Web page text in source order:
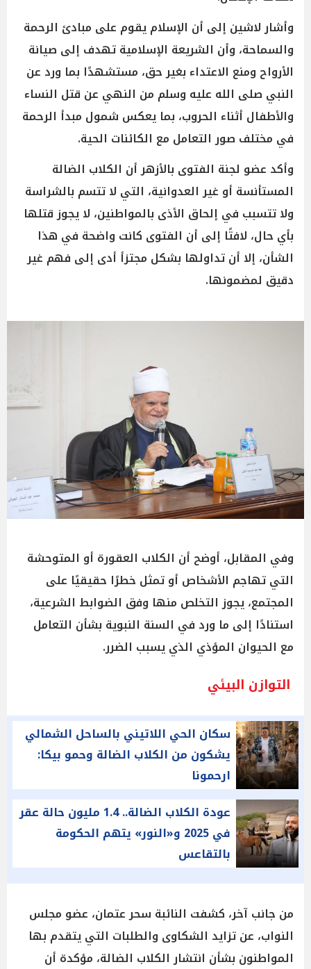
وأشار لاشين إلى أن الإسلام يقوم على مبادئ الرحمة
والسماحة، وأن الشريعة الإسلامية تهدف إلى صيانة
الأرواح ومنع الاعتداء بغير حق، مستشهدًا بما ورد عن
النبي صلى الله عليه وسلم من النهي عن قتل النساء
والأطفال أثناء الحروب، بما يعكس شمول مبدأ الرحمة
في مختلف صور التعامل مع الكائنات الحية.
وأكد عضو لجنة الفتوى بالأزهر أن الكلاب الضالة
المستأنسة أو غير العدوانية، التي لا تتسم بالشراسة
ولا تتسبب في إلحاق الأذى بالمواطنين، لا يجوز قتلها
بأي حال، لافتًا إلى أن الفتوى كانت واضحة في هذا
الشأن، إلا أن تداولها بشكل مجتزأ أدى إلى فهم غير
دقيق لمضمونها.
وفي المقابل، أوضح أن الكلاب العقورة أو المتوحشة
التي تهاجم الأشخاص أو تمثل خطرًا حقيقيًا على
المجتمع، يجوز التخلص منها وفق الضوابط الشرعية،
استنادًا إلى ما ورد في السنة النبوية بشأن التعامل
مع الحيوان المؤذي الذي يسبب الضرر.
التوازن البيئي
سكان الحي اللاتيني بالساحل الشمالي
يشكون من الكلاب الضالة وحمو بيكا:
ارحمونا
عودة الكلاب الضالة.. 1.4 مليون حالة عقر
في 2025 و«النور» يتهم الحكومة
بالتقاعس
من جانب آخر، كشفت النائبة سحر عتمان، عضو مجلس
النواب، عن تزايد الشكاوى والطلبات التي يتقدم بها
المواطنون بشأن انتشار الكلاب الضالة، مؤكدة أن